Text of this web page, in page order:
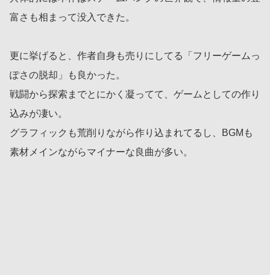
富さも相まって没入できた。
更に挙げると、作者自身も売りにしてる「フリーゲームっ
ぽさの脱却」も良かった。
戦闘から探索までとにかく凝ってて、ゲームとしての作り
込みが凄い。
グラフィックも荒削りながら作り込まれてるし、BGMも
素材メインながらマイナーな良曲が多い。